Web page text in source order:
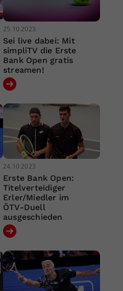
25.10.2023
Sei live dabei: Mit
simpliTV die Erste
Bank Open gratis
streamen!
24.10.2023
Erste Bank Open:
Titelverteidiger
Erler/Miedler im
ÖTV-Duell
ausgeschieden